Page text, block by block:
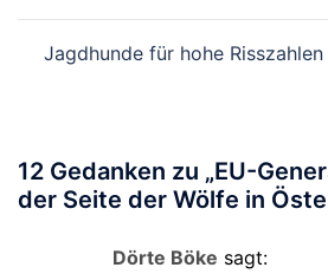
Jagdhunde für hohe
12 Gedanken zu „EU-
der Seite der Wölfe in
Dörte Böke sagt: